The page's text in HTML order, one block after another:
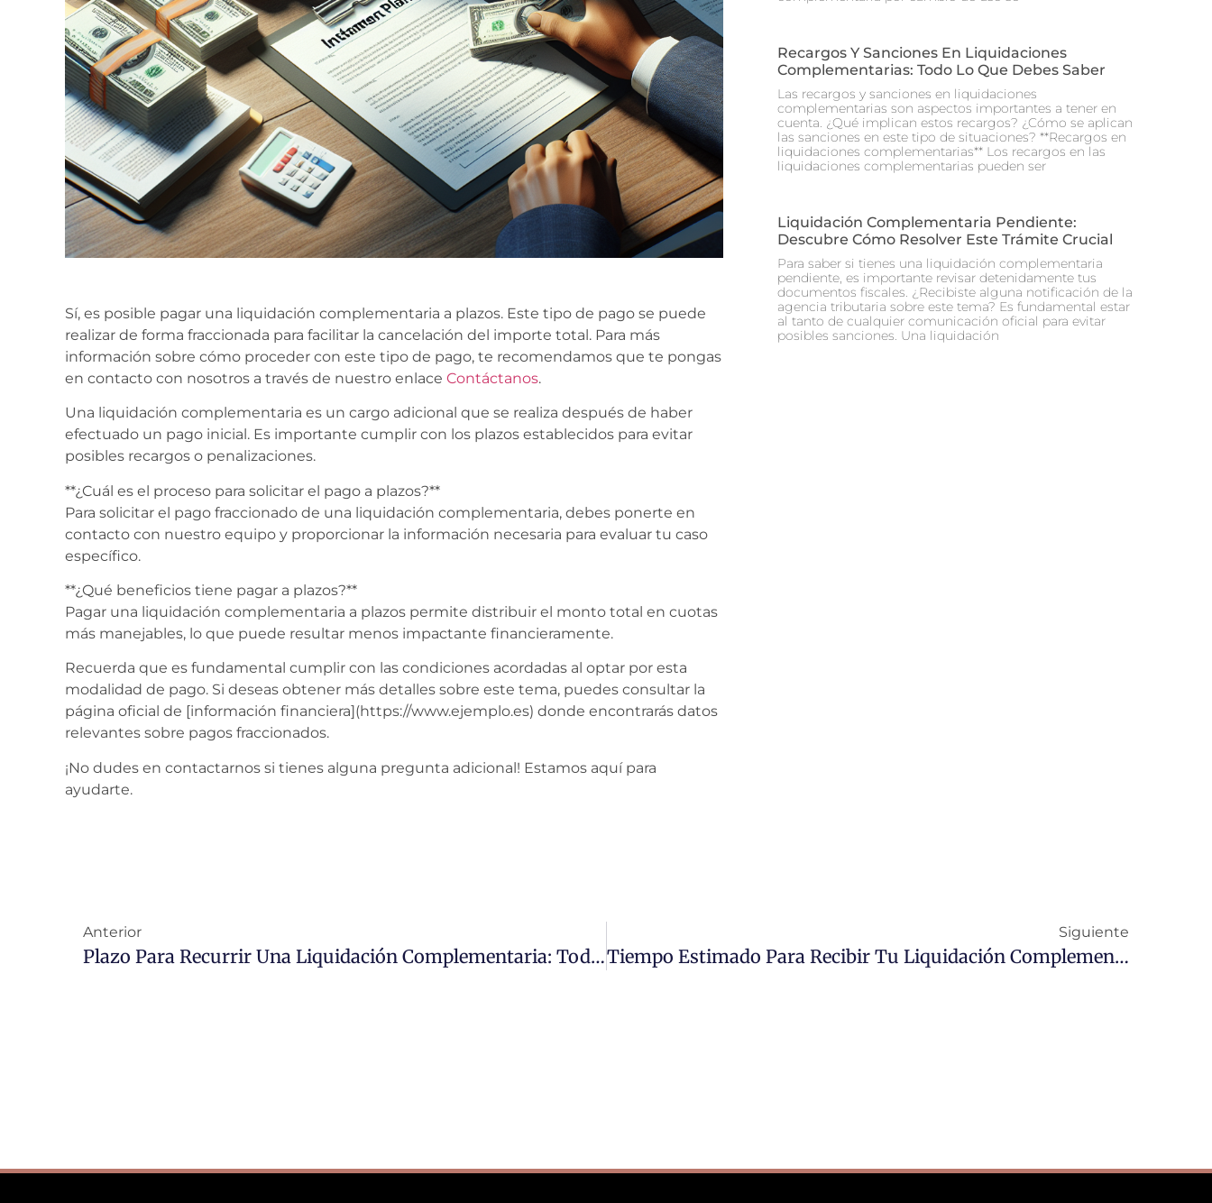
Sí, es posible pagar una liquidación complementaria a plazos. Este tipo de pago se puede
realizar de forma fraccionada para facilitar la cancelación del importe total. Para más
información sobre cómo proceder con este tipo de pago, te recomendamos que te pongas
en contacto con nosotros a través de nuestro enlace Contáctanos.
Una liquidación complementaria es un cargo adicional que se realiza después de haber
efectuado un pago inicial. Es importante cumplir con los plazos establecidos para evitar
posibles recargos o penalizaciones.
**¿Cuál es el proceso para solicitar el pago a plazos?**
Para solicitar el pago fraccionado de una liquidación complementaria, debes ponerte en
contacto con nuestro equipo y proporcionar la información necesaria para evaluar tu caso
específico.
**¿Qué beneficios tiene pagar a plazos?**
Pagar una liquidación complementaria a plazos permite distribuir el monto total en cuotas
más manejables, lo que puede resultar menos impactante financieramente.
Recuerda que es fundamental cumplir con las condiciones acordadas al optar por esta
modalidad de pago. Si deseas obtener más detalles sobre este tema, puedes consultar la
página oficial de [información financiera](https://www.ejemplo.es) donde encontrarás datos
relevantes sobre pagos fraccionados.
¡No dudes en contactarnos si tienes alguna pregunta adicional! Estamos aquí para
ayudarte.
Recargos Y Sanciones En Liquidaciones
Complementarias: Todo Lo Que Debes Saber
Las recargos y sanciones en liquidaciones
complementarias son aspectos importantes a tener en
cuenta. ¿Qué implican estos recargos? ¿Cómo se aplican
las sanciones en este tipo de situaciones? **Recargos en
liquidaciones complementarias** Los recargos en las
liquidaciones complementarias pueden ser
Liquidación Complementaria Pendiente:
Descubre Cómo Resolver Este Trámite Crucial
Para saber si tienes una liquidación complementaria
pendiente, es importante revisar detenidamente tus
documentos fiscales. ¿Recibiste alguna notificación de la
agencia tributaria sobre este tema? Es fundamental estar
al tanto de cualquier comunicación oficial para evitar
posibles sanciones. Una liquidación
Anterior
Plazo Para Recurrir Una Liquidación Complementaria: Todo Lo Que Debes Saber
Siguiente
Tiempo Estimado Para Recibir Tu Liquidación Complementaria